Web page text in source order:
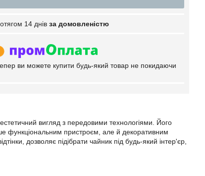
14 днів за домовленістю
ви можете купити будь-який товар не покидаючи
вигляд з передовими технологіями. Його
функціональним пристроєм, але й декоративним
дозволяє підібрати чайник під будь-який інтер'єр,